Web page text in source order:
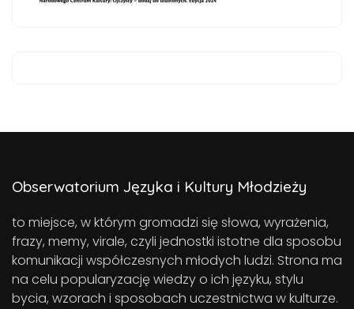
Obserwatorium Języka i Kultury Młodzieży
to miejsce, w którym gromadzi się słowa, wyrażenia,
frazy, memy, virale, czyli jednostki istotne dla sposobu
komunikacji współczesnych młodych ludzi. Strona ma
na celu popularyzację wiedzy o ich języku, stylu
bycia, wzorach i sposobach uczestnictwa w kulturze.